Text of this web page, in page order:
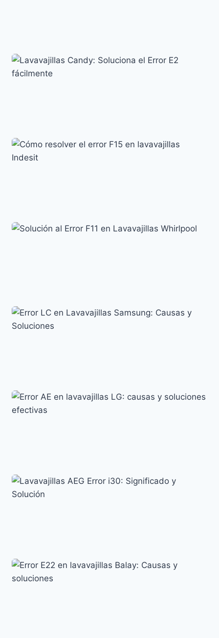
Error E01 en Lavavajillas Beko: Causas y Soluciones
Códigos de error y su significado
Lavavajillas Candy: Soluciona el Error E2 fácilmente
Códigos de error y su significado
Cómo resolver el error F15 en lavavajillas Indesit
Solución al Error F11 en Lavavajillas Whirlpool
Códigos de error y su significado
Error LC en Lavavajillas Samsung: Causas y
Soluciones
Error AE en lavavajillas LG: causas y soluciones
efectivas
Lavavajillas AEG Error i30: Significado y Solución
Códigos de error y su significado